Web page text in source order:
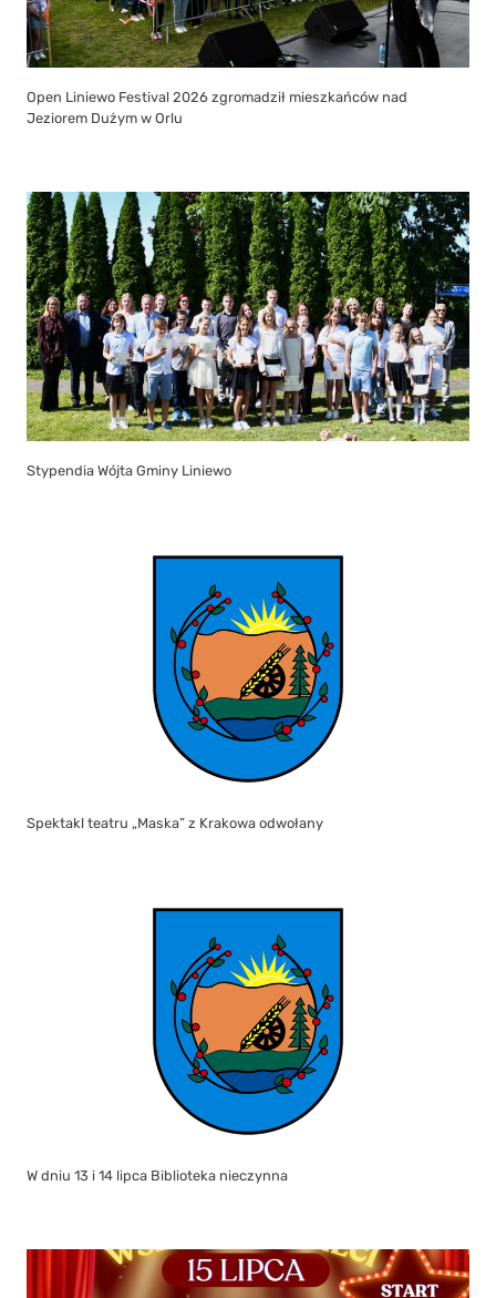
Open Liniewo Festival 2026 zgromadził mieszkańców nad
Jeziorem Dużym w Orlu
Stypendia Wójta Gminy Liniewo
Spektakl teatru „Maska” z Krakowa odwołany
W dniu 13 i 14 lipca Biblioteka nieczynna